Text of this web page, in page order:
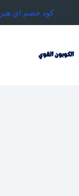
المحتوى
كود خصم اي